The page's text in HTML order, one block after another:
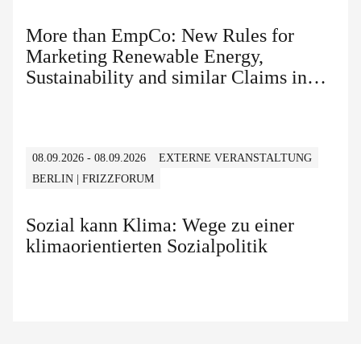
More than EmpCo: New Rules for
Marketing Renewable Energy,
Sustainability and similar Claims in
08.09.2026 - 08.09.2026
EXTERNE VERANSTALTUNG
BERLIN | FRIZZFORUM
Sozial kann Klima: Wege zu einer
klimaorientierten Sozialpolitik